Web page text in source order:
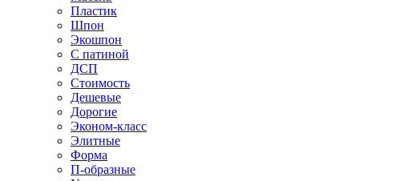
Пластик
Шпон
Экошпон
С патиной
ДСП
Стоимость
Дешевые
Дорогие
Эконом-класс
Элитные
Форма
П-образные